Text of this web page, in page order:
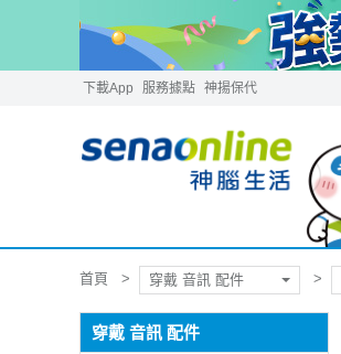
下載App 服務據點 神揚保代
首頁 穿戴 音訊 配件
穿戴 音訊 配件